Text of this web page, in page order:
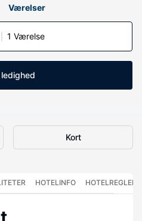
Værelser
1 Værelse
Kort
HOTELINFO HOTELREGLER